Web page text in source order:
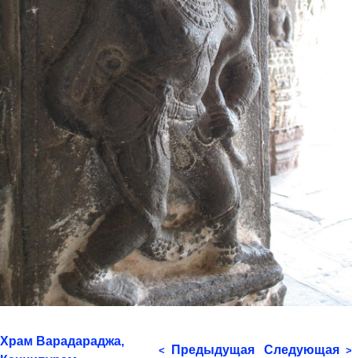
Храм Варадараджа,
< Предыдущая Следующая >